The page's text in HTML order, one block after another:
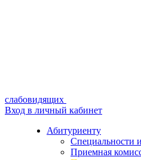
слабовидящих
Вход в личный кабинет
Абитуриенту
Специальности
Приемная